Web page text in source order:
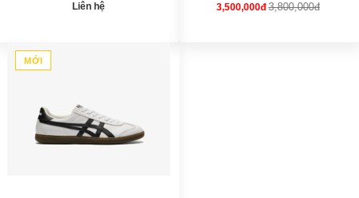
Liên hệ 3,500,000đ 3,800,000đ
MỚI